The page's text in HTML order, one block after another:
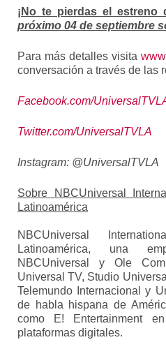
¡No te pierdas el estreno
próximo 04 de septiembre
Para más detalles visita
conversación a través de las
Facebook.com/
Twitter.com/UniversalTVLA
Instagram: @UniversalTVLA
Sobre NBCUniversal
Latinoamérica
NBCUniversal
Latinoamérica, una
NBCUniversal y Ole
Universal TV, Studio
Telemundo Internacional y
de habla hispana de
como E! Entertainment
plataformas digitales.